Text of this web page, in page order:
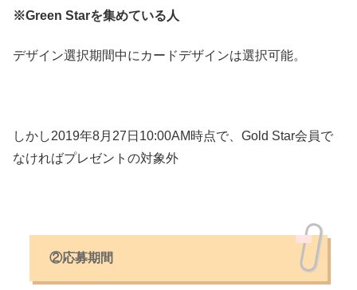
※Green Starを集めている人
デザイン選択期間中にカードデザインは選択可能。
しかし2019年8月27日10:00AM時点で、Gold Star会員で
なければプレゼントの対象外
②応募期間